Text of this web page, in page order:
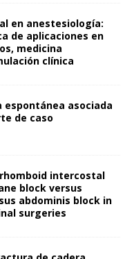
en anestesiología:
de aplicaciones en
medicina
clínica
espontánea asociada
de caso
intercostal
block versus
abdominis block in
surgeries